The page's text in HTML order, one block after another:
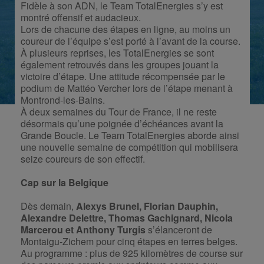
Fidèle à son ADN, le Team TotalEnergies s’y est
montré offensif et audacieux.
Lors de chacune des étapes en ligne, au moins un
coureur de l’équipe s’est porté à l’avant de la course.
À plusieurs reprises, les TotalEnergies se sont
également retrouvés dans les groupes jouant la
victoire d’étape. Une attitude récompensée par le
podium de Mattéo Vercher lors de l’étape menant à
Montrond-les-Bains.
À deux semaines du Tour de France, il ne reste
désormais qu’une poignée d’échéances avant la
Grande Boucle. Le Team TotalEnergies aborde ainsi
une nouvelle semaine de compétition qui mobilisera
seize coureurs de son effectif.
Cap sur la Belgique
Dès demain,Alexys Brunel, Florian Dauphin,
Alexandre Delettre, Thomas Gachignard, Nicola
Marcerou et Anthony Turgis s’élanceront de
Montaigu-Zichem pour cinq étapes en terres belges.
Au programme : plus de 925 kilomètres de course sur